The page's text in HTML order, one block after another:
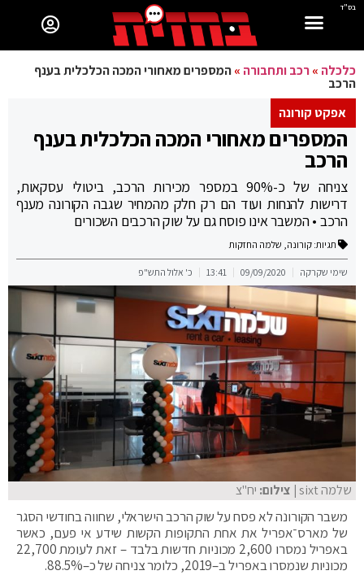
בס"ד
כלכלה »רכב ותחבורה »המספרים מאחורי המכה הכלכלית בענף
הרכב
אפקט קורונה
המספרים מאחורי המכה הכלכלית בענף
הרכב
צניחה של כ-90% במספר מכירות הרכב, ביטולי עסקאות,
דרישות להנחות ועוד הם רק חלק מהמחיר שגבה הקורונה מענף
הרכב • המשבר אינו פוסח גם על שוק הרכבים השכורים
תגיות: קורונה, שלמה החזקות
שימי שקרקה 09/09/2020
13:41 כ' אלול התש"פ
שלמה sixt | צילום: יח"צ
משבר הקורונה לא פסח על שוק הרכב הישראלי, שחווה בחודשי הסגר
של מארס־אפריל את אחת התקופות הקשות שידע אי פעם, כאשר
באפריל נמסרו 2,600 מכוניות חדשות בלבד – זאת לעומת 22,700
מכוניות שנמסרו באפריל ב–2019, כלומר צניחה של כ–88.5%.